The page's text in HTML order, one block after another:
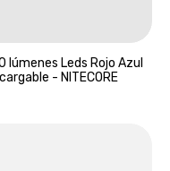
Leds Rojo Azul
- NITECORE